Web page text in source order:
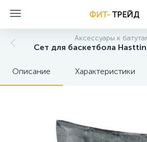
ФИТ-ТРЕЙД
Аксессуары к
Сет для баскетбола
Описание Характеристики